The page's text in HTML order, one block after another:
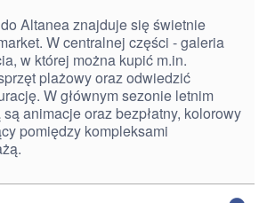
Altanea znajduje się świetnie
W centralnej części - galeria
w której można kupić m.in.
plażowy oraz odwiedzić
W głównym sezonie letnim
animacje oraz bezpłatny, kolorowy
pomiędzy kompleksami